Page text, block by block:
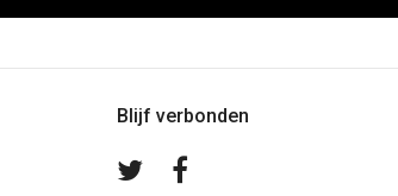
Blijf verbonden
Volg